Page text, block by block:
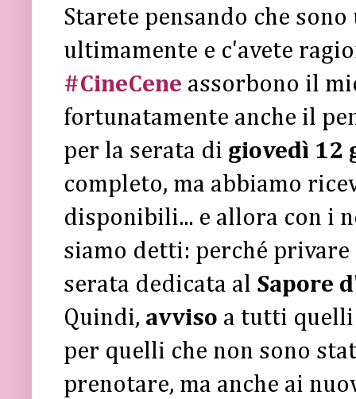
Starete pensando che
ultimamente e c'avete
#CineCene assorbono il
fortunatamente anche il
per la serata di giovedì 12
completo, ma abbiamo
disponibili... e allora con i
siamo detti: perché
serata dedicata al Sapore
Quindi, avviso a tutti quelli
per quelli che non sono
prenotare, ma anche ai